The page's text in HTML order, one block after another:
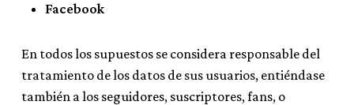
Facebook
En todos los supuestos se considera responsable del
tratamiento de los datos de sus usuarios, entiéndase
también a los seguidores, suscriptores, fans, o